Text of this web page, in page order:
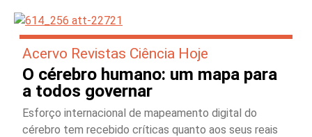
Acervo Revistas Ciência Hoje
O cérebro humano: um mapa para
a todos governar
Esforço internacional de mapeamento digital do
cérebro tem recebido críticas quanto aos seus reais